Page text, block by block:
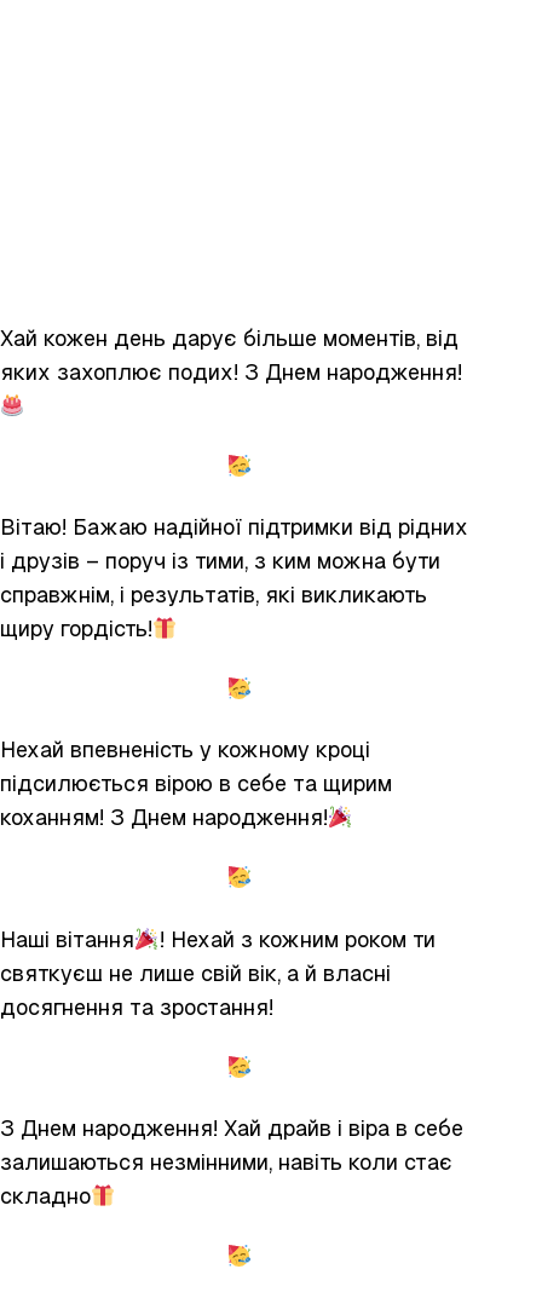
Хай кожен день дарує більше моментів, від
яких захоплює подих! З Днем народження!
Вітаю! Бажаю надійної підтримки від рідних
і друзів – поруч із тими, з ким можна бути
справжнім, і результатів, які викликають
щиру гордість!
Нехай впевненість у кожному кроці
підсилюється вірою в себе та щирим
коханням! З Днем народження!
Наші вітання
! Нехай з кожним роком ти
святкуєш не лише свій вік, а й власні
досягнення та зростання!
З Днем народження! Хай драйв і віра в себе
залишаються незмінними, навіть коли стає
складно